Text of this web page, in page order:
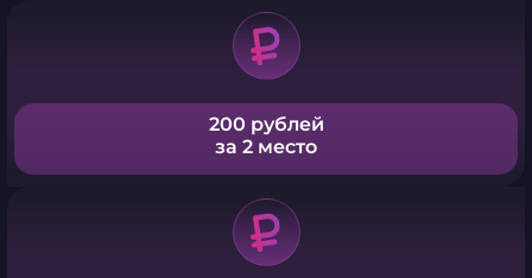
200 рублей
за 2 место